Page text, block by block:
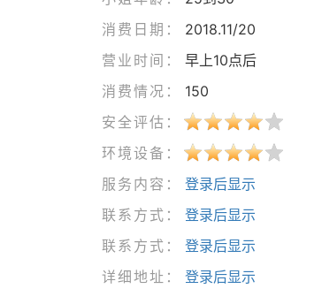
消费日期：
2018.11/20
营业时间：
早上10点后
消费情况：
150
安全评估：
环境设备：
服务内容：
登录后显示
联系方式：
登录后显示
联系方式：
登录后显示
详细地址：
登录后显示